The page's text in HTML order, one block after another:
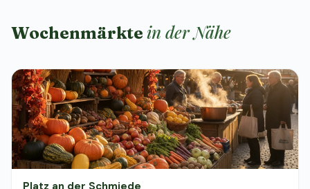
Wochenmärkte in der Nähe
Platz an der Schmiede